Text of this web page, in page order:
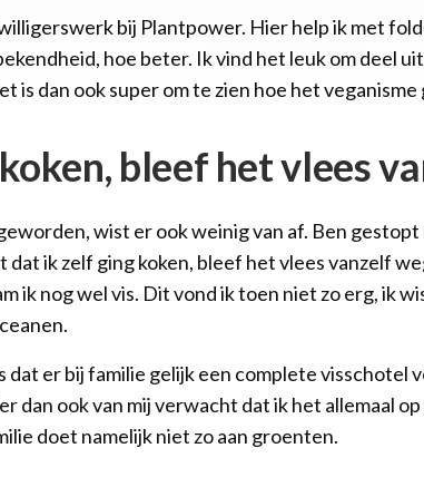
bij Plantpower. Hier help ik met
hoe beter. Ik vind het leuk om deel
is dan ook super om te zien hoe het
bleef het vlees
wist er ook weinig van af. Ben
ik zelf ging koken, bleef het vlees vanzelf
ik nog wel vis. Dit vond ik toen niet zo erg, ik
er bij familie gelijk een complete visschotel
dan ook van mij verwacht dat ik het allemaal
doet namelijk niet zo aan groenten.